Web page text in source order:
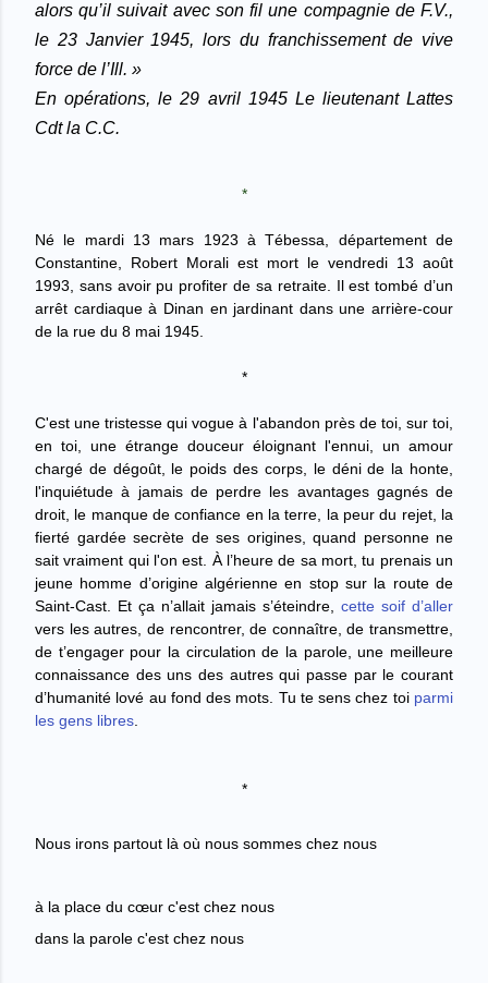
alors qu’il suivait avec son fil une compagnie de F.V.,
le 23 Janvier 1945, lors du franchissement de vive
force de l’Ill. »
En opérations, le 29 avril 1945 Le lieutenant Lattes
Cdt la C.C.
*
Né le mardi 13 mars 1923 à Tébessa, département de
Constantine, Robert Morali est mort le vendredi 13 août
1993, sans avoir pu profiter de sa retraite. Il est tombé d’un
arrêt cardiaque à Dinan en jardinant dans une arrière-cour
de la rue du 8 mai 1945.
*
C'est une tristesse qui vogue à l'abandon près de toi, sur toi,
en toi, une étrange douceur éloignant l'ennui, un amour
chargé de dégoût, le poids des corps, le déni de la honte,
l'inquiétude à jamais de perdre les avantages gagnés de
droit, le manque de confiance en la terre, la peur du rejet, la
fierté gardée secrète de ses origines, quand personne ne
sait vraiment qui l'on est. À l’heure de sa mort, tu prenais un
jeune homme d’origine algérienne en stop sur la route de
Saint-Cast. Et ça n’allait jamais s’éteindre, cette soif d’aller
vers les autres, de rencontrer, de connaître, de transmettre,
de t’engager pour la circulation de la parole, une meilleure
connaissance des uns des autres qui passe par le courant
d’humanité lové au fond des mots. Tu te sens chez toi parmi
les gens libres
*
Nous irons partout là où nous sommes chez nous
à la place du cœur c'est chez nous
dans la parole c'est chez nous